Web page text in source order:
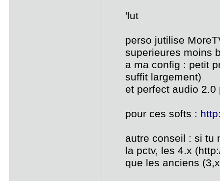
'lut
perso jutilise
superieures moins
a ma config : petit
suffit largement)
et perfect audio 2.0
pour ces softs :
autre conseil : si tu
la pctv, les 4.x
que les anciens